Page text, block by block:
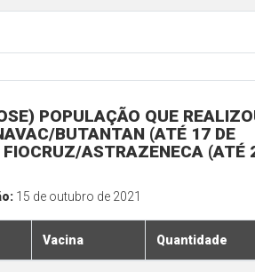
POPULAÇÃO QUE
BUTANTAN (ATÉ 17 DE
ASTRAZENECA (ATÉ
15 de outubro de 2021
Vacina Quantidade